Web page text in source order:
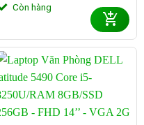
Còn hàng